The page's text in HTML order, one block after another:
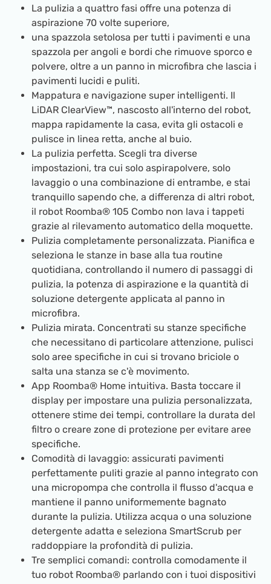
La pulizia a quattro fasi offre una potenza di
aspirazione 70 volte superiore,
una spazzola setolosa per tutti i pavimenti e una
spazzola per angoli e bordi che rimuove sporco e
polvere, oltre a un panno in microfibra che lascia i
pavimenti lucidi e puliti.
Mappatura e navigazione super intelligenti. Il
LiDAR ClearView™, nascosto all'interno del robot,
mappa rapidamente la casa, evita gli ostacoli e
pulisce in linea retta, anche al buio.
La pulizia perfetta. Scegli tra diverse
impostazioni, tra cui solo aspirapolvere, solo
lavaggio o una combinazione di entrambe, e stai
tranquillo sapendo che, a differenza di altri robot,
il robot Roomba® 105 Combo non lava i tappeti
grazie al rilevamento automatico della moquette.
Pulizia completamente personalizzata. Pianifica e
seleziona le stanze in base alla tua routine
quotidiana, controllando il numero di passaggi di
pulizia, la potenza di aspirazione e la quantità di
soluzione detergente applicata al panno in
microfibra.
Pulizia mirata. Concentrati su stanze specifiche
che necessitano di particolare attenzione, pulisci
solo aree specifiche in cui si trovano briciole o
salta una stanza se c'è movimento.
App Roomba® Home intuitiva. Basta toccare il
display per impostare una pulizia personalizzata,
ottenere stime dei tempi, controllare la durata del
filtro o creare zone di protezione per evitare aree
specifiche.
Comodità di lavaggio: assicurati pavimenti
perfettamente puliti grazie al panno integrato con
una micropompa che controlla il flusso d'acqua e
mantiene il panno uniformemente bagnato
durante la pulizia. Utilizza acqua o una soluzione
detergente adatta e seleziona SmartScrub per
raddoppiare la profondità di pulizia.
Tre semplici comandi: controlla comodamente il
tuo robot Roomba® parlando con i tuoi dispositivi